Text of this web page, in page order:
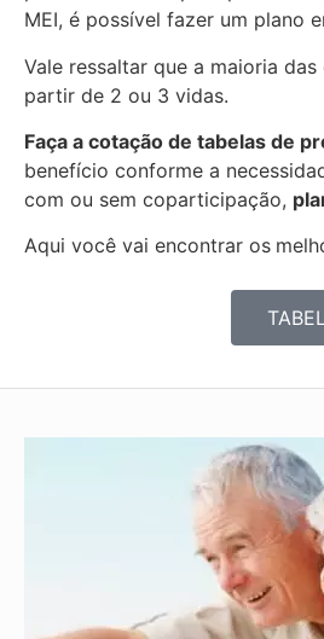
MEI, é possível fazer um plano
Vale ressaltar que a maioria
partir de 2 ou 3 vidas.
Faça a cotação de tabelas de
benefício conforme a
com ou sem coparticipação,
Aqui você vai encontrar os